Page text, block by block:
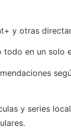
y otras
todo en un solo
y series